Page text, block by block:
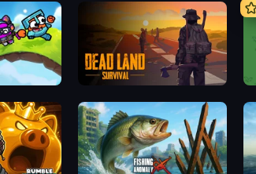
Dead Land: Survival